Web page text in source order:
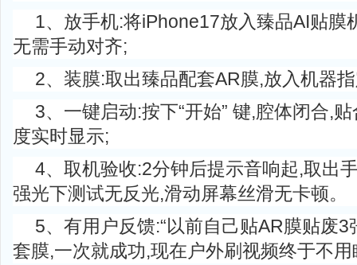
1、放手机:将iPhone17放入臻品AI贴膜
无需手动对齐;
2、装膜:取出臻品配套AR膜,放入机器
3、一键启动:按下“开始” 键,腔体闭合,
度实时显示;
4、取机验收:2分钟后提示音响起,取出
强光下测试无反光,滑动屏幕丝滑无卡顿。
5、有用户反馈:“以前自己贴AR膜贴废
套膜,一次就成功,现在户外刷视频终于不用